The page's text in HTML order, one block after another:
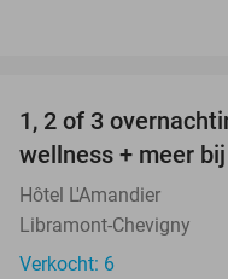
TODAY
1, 2 of 3
wellness + meer
Hôtel L'Amandier
Libramont-Chevigny
Verkocht: 6